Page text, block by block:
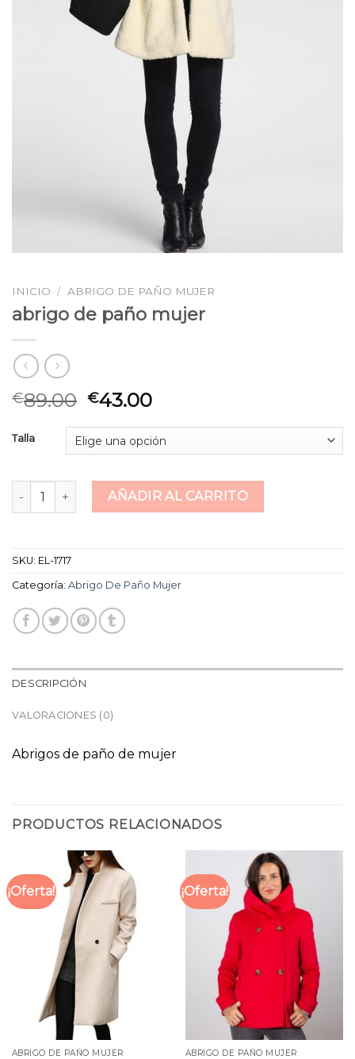
INICIO / ABRIGO DE PAÑO MUJER
abrigo de paño mujer
€89.00 €43.00
Talla
abrigo de paño mujer cantidad
AÑADIR AL CARRITO
SKU: EL-1717
Categoría: Abrigo De Paño Mujer
DESCRIPCIÓN
VALORACIONES (0)
Abrigos de paño de mujer
PRODUCTOS RELACIONADOS
¡Oferta!
ABRIGO DE PAÑO MUJER
¡Oferta!
ABRIGO DE PAÑO MUJER